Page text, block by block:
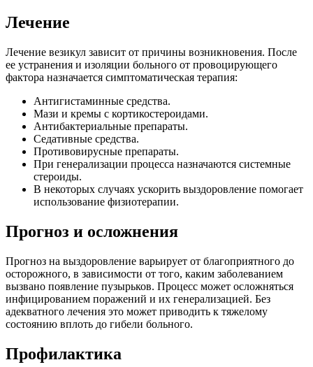
Лечение
Лечение везикул зависит от причины возникновения. После
ее устранения и изоляции больного от провоцирующего
фактора назначается симптоматическая терапия:
Антигистаминные средства.
Мази и кремы с кортикостероидами.
Антибактериальные препараты.
Седативные средства.
Противовирусные препараты.
При генерализации процесса назначаются системные
стероиды.
В некоторых случаях ускорить выздоровление помогает
использование физиотерапии.
Прогноз и осложнения
Прогноз на выздоровление варьирует от благоприятного до
осторожного, в зависимости от того, каким заболеванием
вызвано появление пузырьков. Процесс может осложняться
инфицированием поражений и их генерализацией. Без
адекватного лечения это может приводить к тяжелому
состоянию вплоть до гибели больного.
Профилактика